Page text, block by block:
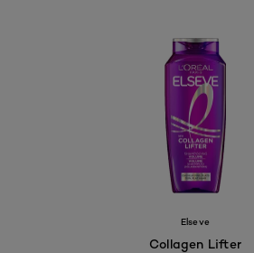
Elseve
Collagen Lifter